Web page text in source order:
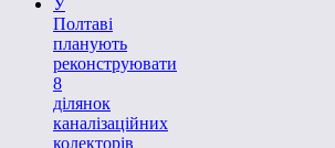
Полтаві
планують
реконструювати
8
ділянок
каналізаційних
колекторів